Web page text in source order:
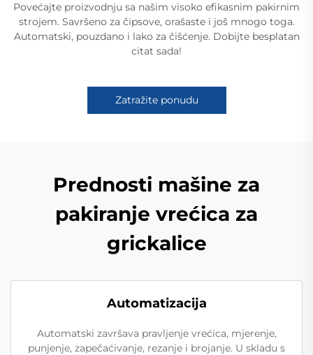
Povećajte proizvodnju sa našim visoko efikasnim pakirnim
strojem. Savršeno za čipsove, orašaste i još mnogo toga.
Automatski, pouzdano i lako za čišćenje. Dobijte besplatan
citat sada!
Zatražite ponudu
Prednosti mašine za
pakiranje vrećica za
grickalice
Automatizacija
Automatski završava pravljenje vrećica, mjerenje,
punjenje, zapečaćivanje, rezanje i brojanje. U skladu s